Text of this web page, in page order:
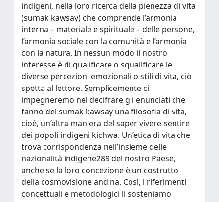
indigeni, nella loro ricerca della pienezza di vita
(sumak kawsay) che comprende l’armonia
interna – materiale e spirituale – delle persone,
l’armonia sociale con la comunità e l’armonia
con la natura. In nessun modo il nostro
interesse è di qualificare o squalificare le
diverse percezioni emozionali o stili di vita, ciò
spetta al lettore. Semplicemente ci
impegneremo nel decifrare gli enunciati che
fanno del sumak kawsay una filosofia di vita,
cioè, un’altra maniera del saper vivere-sentire
dei popoli indigeni kichwa. Un’etica di vita che
trova corrispondenza nell’insieme delle
nazionalità indigene289 del nostro Paese,
anche se la loro concezione è un costrutto
della cosmovisione andina. Così, i riferimenti
concettuali e metodologici li sosteniamo